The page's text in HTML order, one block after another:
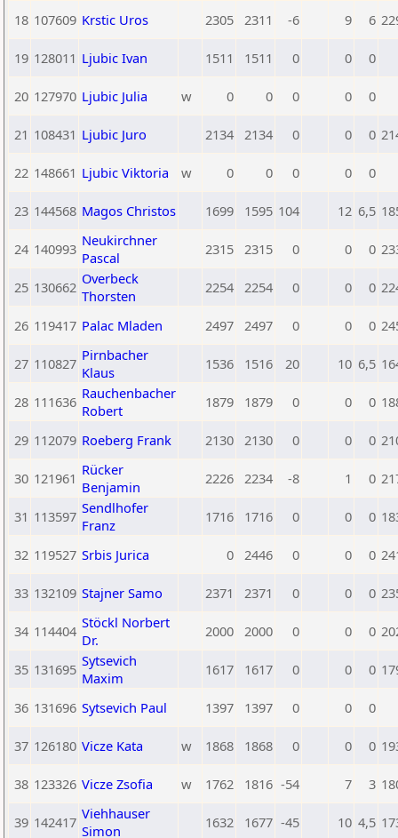
18 107609 Krstic Uros 2305 2311 -6 9 6
19 128011 Ljubic Ivan 1511 1511 0 0 0
20 127970 Ljubic Julia w 0 0 0 0 0
21 108431 Ljubic Juro 2134 2134 0 0 0
22 148661 Ljubic Viktoria w 0 0 0 0 0
23 144568 Magos Christos 1699 1595 104 12 6,5
24 140993 Neukirchner
Pascal
2315 2315 0 0 0
25 130662 Overbeck
Thorsten
2254 2254 0 0 0
26 119417 Palac Mladen 2497 2497 0 0 0
27 110827 Pirnbacher
Klaus
1536 1516 20 10 6,5
28 111636 Rauchenbacher
Robert
1879 1879 0 0 0
29 112079 Roeberg Frank 2130 2130 0 0 0
30 121961 Rücker
Benjamin
2226 2234 -8 1 0
31 113597 Sendlhofer
Franz
1716 1716 0 0 0
32 119527 Srbis Jurica 0 2446 0 0 0
33 132109 Stajner Samo 2371 2371 0 0 0
34 114404 Stöckl Norbert
Dr.
2000 2000 0 0 0
35 131695 Sytsevich
Maxim
1617 1617 0 0 0
36 131696 Sytsevich Paul 1397 1397 0 0 0
37 126180 Vicze Kata w 1868 1868 0 0 0
38 123326 Vicze Zsofia w 1762 1816 -54 7 3
39 142417 Viehhauser
Simon
1632 1677 -45 10 4,5